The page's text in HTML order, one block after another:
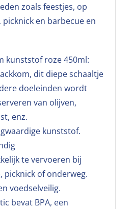
zoals feestjes, op
en barbecue en
kunststof roze 450ml:
dit diepe schaaltje
doeleinden wordt
van olijven,
enz.
kunststof.
te vervoeren bij
picknick of onderweg.
voedselveilig.
bevat BPA, een